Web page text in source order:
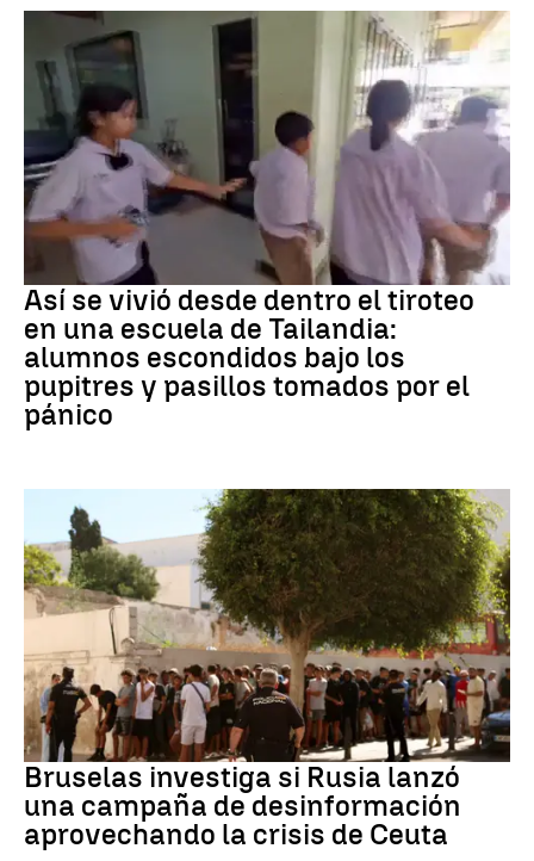
Así se vivió desde dentro el tiroteo
en una escuela de Tailandia:
alumnos escondidos bajo los
pupitres y pasillos tomados por el
pánico
Desinformación rusa
Bruselas investiga si Rusia lanzó
una campaña de desinformación
aprovechando la crisis de Ceuta